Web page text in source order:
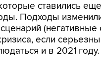
ставились
Подходы
если
и в 2021 году.